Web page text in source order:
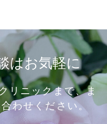
はお気軽に
リニックまで、ま
わせください。